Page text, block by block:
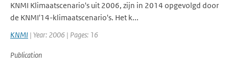
KNMI Klimaatscenario's uit 2006, zijn in 2014 opgevolgd door
de KNMI'14-klimaatscenario's. Het k...
KNMI | Year: 2006 | Pages: 16
Publication